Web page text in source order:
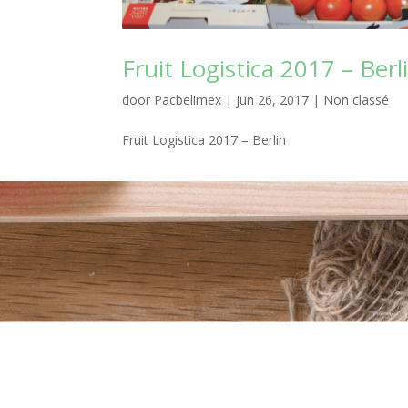
Fruit Logistica 2017 –
door Pacbelimex | jun 26, 2017 | Non classé
Fruit Logistica 2017 – Berlin